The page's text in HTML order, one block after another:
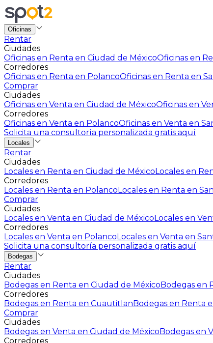
Oficinas
Rentar
Ciudades
Oficinas en Renta en Ciudad de MéxicoOficinas en
Corredores
Oficinas en Renta en PolancoOficinas en Renta en
Comprar
Ciudades
Oficinas en Venta en Ciudad de MéxicoOficinas en
Corredores
Oficinas en Venta en PolancoOficinas en Venta en
Solicita una consultoría personalizada gratis aquí
Locales
Rentar
Ciudades
Locales en Renta en Ciudad de MéxicoLocales en
Corredores
Locales en Renta en PolancoLocales en Renta en
Comprar
Ciudades
Locales en Venta en Ciudad de MéxicoLocales en
Corredores
Locales en Venta en PolancoLocales en Venta en
Solicita una consultoría personalizada gratis aquí
Bodegas
Rentar
Ciudades
Bodegas en Renta en Ciudad de MéxicoBodegas en
Corredores
Bodegas en Renta en CuautitlanBodegas en Renta
Comprar
Ciudades
Bodegas en Venta en Ciudad de MéxicoBodegas en
Corredores